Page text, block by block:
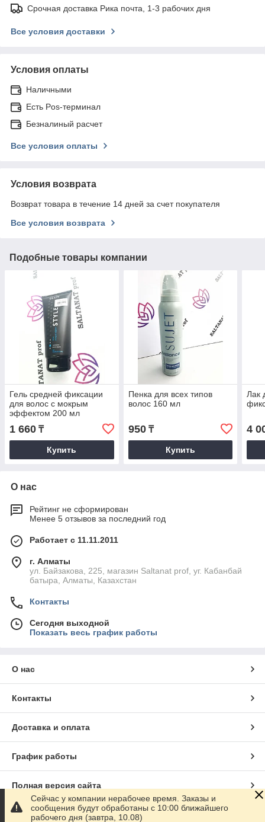
Срочная доставка Рика почта, 1-3 рабочих дня
Все условия доставки
Условия оплаты
Наличными
Есть Pos-терминал
Безналиный расчет
Все условия оплаты
Условия возврата
Возврат товара в течение 14 дней за счет покупателя
Все условия возврата
Подобные товары компании
Гель средней фиксации
для волос с мокрым
эффектом 200 мл
1 660 ₸
Купить
Пенка для всех типов
волос 160 мл
950₸
Купить
Лак
4
О нас
Рейтинг не сформирован
Менее 5 отзывов за последний год
Работает с 11.11.2011
г. Алматы
ул. Байзакова, 225, магазин Saltanat prof, уг. Кабанбай
батыра, Алматы, Казахстан
Контакты
Сегодня выходной
Показать весь график работы
О нас
Контакты
Доставка и оплата
График работы
Полная версия сайта
Сайт создан на маркетплейсеSatu.kz
Сейчас у компании нерабочее время. Заказы и
сообщения будут обработаны с 10:00 ближайшего
рабочего дня (завтра, 10.08)